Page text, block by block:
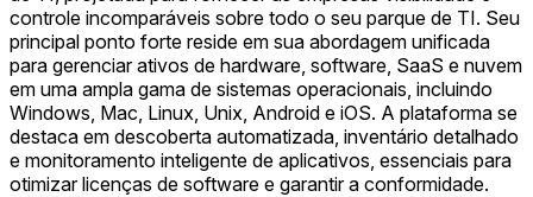
controle incomparáveis sobre todo o seu parque de TI. Seu
principal ponto forte reside em sua abordagem unificada
para gerenciar ativos de hardware, software, SaaS e nuvem
em uma ampla gama de sistemas operacionais, incluindo
Windows, Mac, Linux, Unix, Android e iOS. A plataforma se
destaca em descoberta automatizada, inventário detalhado
e monitoramento inteligente de aplicativos, essenciais para
otimizar licenças de software e garantir a conformidade.